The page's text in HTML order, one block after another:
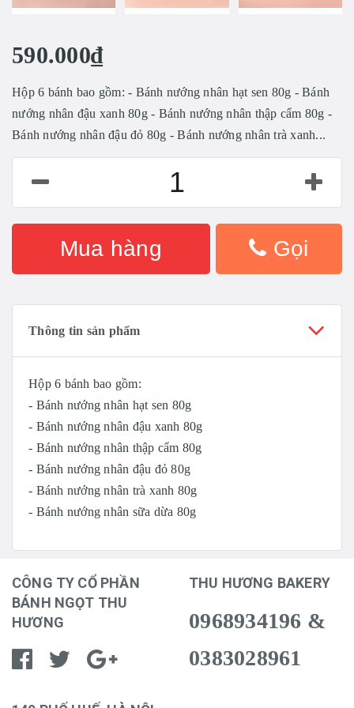
590.000₫
Hộp 6 bánh bao gồm: - Bánh nướng nhân hạt sen 80g - Bánh
nướng nhân đậu xanh 80g - Bánh nướng nhân thập cẩm 80g -
Bánh nướng nhân đậu đỏ 80g - Bánh nướng nhân trà xanh...
Mua hàng Gọi
Thông tin sản phẩm
Hộp 6 bánh bao gồm:
- Bánh nướng nhân hạt sen 80g
- Bánh nướng nhân đậu xanh 80g
- Bánh nướng nhân thập cẩm 80g
- Bánh nướng nhân đậu đỏ 80g
- Bánh nướng nhân trà xanh 80g
- Bánh nướng nhân sữa dừa 80g
CÔNG TY CỔ PHẦN
BÁNH NGỌT THU
HƯƠNG
THU HƯƠNG BAKERY
0968934196 &
0383028961